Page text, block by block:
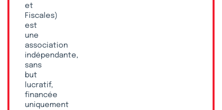
et
Fiscales)
est
une
association
indépendante,
sans
but
lucratif,
financée
uniquement